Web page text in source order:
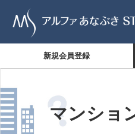
新規会員登録
マンショ